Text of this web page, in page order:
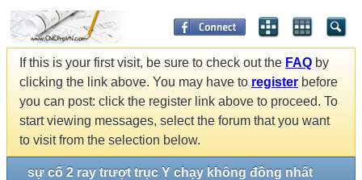
If this is your first visit, be sure to check out the FAQ by
clicking the link above. You may have to register before
you can post: click the register link above to proceed. To
start viewing messages, select the forum that you want
to visit from the selection below.
sự cố 2 ray trượt trục Y chạy không đồng nhất